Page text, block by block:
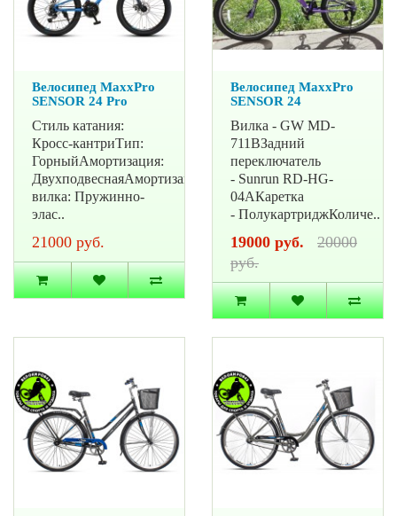
Велосипед MaxxPro
SENSOR 24 Pro
Стиль катания:
Кросс-кантриТип:
ГорныйАмортизация:
ДвухподвеснаяАмортизационная
вилка: Пружинно-
элас..
21000 руб.
Велосипед MaxxPro
SENSOR 24
Вилка - GW MD-
711BЗадний
переключатель
- Sunrun RD-HG-
04AКаретка
- ПолукартриджКоличе..
19000 руб.
20000
руб.